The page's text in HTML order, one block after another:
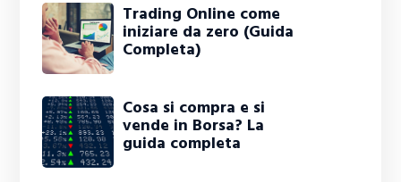
Trading Online come
iniziare da zero (Guida
Completa)
Cosa si compra e si
vende in Borsa? La
guida completa